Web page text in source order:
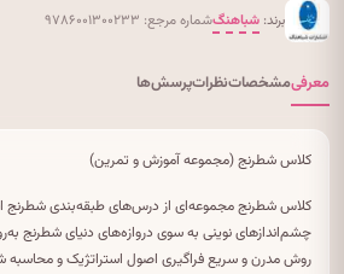
برند: شباهنگشماره مرجع: ۹۷۸۶۰۰۱۳۰۰۲۳۳
معرفیمشخصاتنظراتپرسش‌ها
کلاس شطرنج (مجموعه آموزش و تمرین)
کلاس شطرنج مجموعه‌ای از درس‌های طبقه‌بندی شطرنج
چشم‌اندازهای نوینی به سوی دروازه‌های دنیای شطرنج
روش مدرن و سریع فراگیری اصول استراتژیک و محاسبه